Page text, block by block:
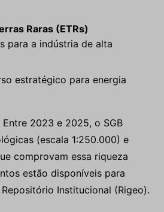
Raras (ETRs)
para a indústria de alta
estratégico para energia
Entre 2023 e 2025, o SGB
(escala 1:250.000) e
comprovam essa riqueza
estão disponíveis para
Institucional (Rigeo).